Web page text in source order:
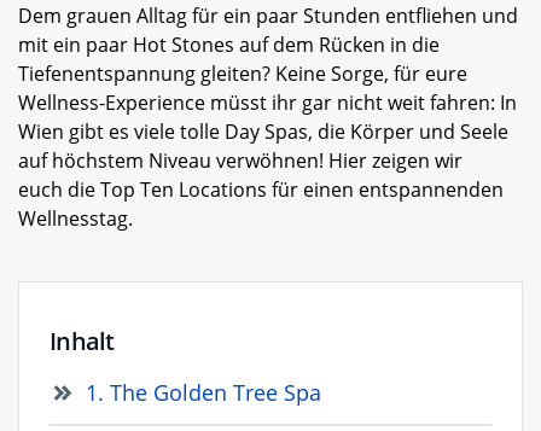
Dem grauen Alltag für ein paar Stunden entfliehen und
mit ein paar Hot Stones auf dem Rücken in die
Tiefenentspannung gleiten? Keine Sorge, für eure
Wellness-Experience müsst ihr gar nicht weit fahren: In
Wien gibt es viele tolle Day Spas, die Körper und Seele
auf höchstem Niveau verwöhnen! Hier zeigen wir
euch die Top Ten Locations für einen entspannenden
Wellnesstag.
Inhalt
1. The Golden Tree Spa